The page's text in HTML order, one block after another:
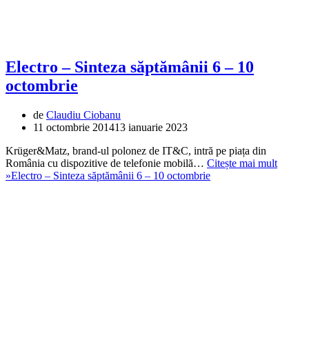
Electro – Sinteza săptămânii 6 – 10
octombrie
de Claudiu Ciobanu
11 octombrie 201413 ianuarie 2023
Krüger&Matz, brand-ul polonez de IT&C, intră pe piața din
România cu dispozitive de telefonie mobilă… Citește mai mult
»Electro – Sinteza săptămânii 6 – 10 octombrie